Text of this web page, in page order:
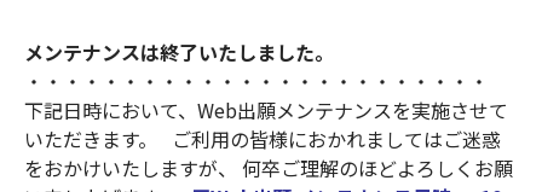
メンテナンスは終了いたしました。
・・・・・・・・・・・・・・・・・・・・・・・・
下記日時において、Web出願メンテナンスを実施させて
いただきます。 ご利用の皆様におかれましてはご迷惑
をおかけいたしますが、 何卒ご理解のほどよろしくお願